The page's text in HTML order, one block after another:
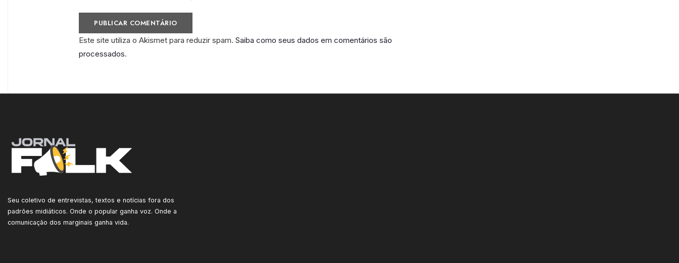
Este site utiliza o Akismet para reduzir spam. Saiba como seus dados em comentários são
processados.
Seu coletivo de entrevistas, textos e notícias fora dos
padrões midiáticos. Onde o popular ganha voz. Onde a
comunicação dos marginais ganha vida.